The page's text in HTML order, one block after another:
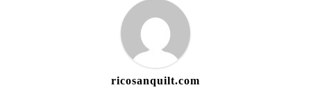
ricosanquilt.com